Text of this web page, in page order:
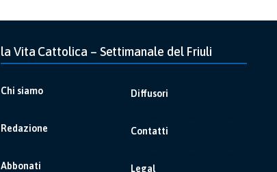
la Vita Cattolica – Settimanale del Friuli
Chi siamo
Redazione
Abbonati
Diffusori
Contatti
Legal